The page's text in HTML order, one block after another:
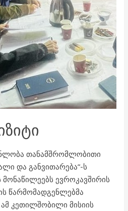
თანამშრომლობითი
და განვითარება”-ს
მონაწილეებს ევროკავშირის
წარმომადგენლებმა
კეთილშობილი მისიის